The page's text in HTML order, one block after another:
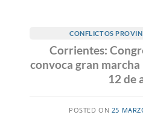
CONFLICTOS
Corrientes:
convoca gran
12 de
POSTED ON 25